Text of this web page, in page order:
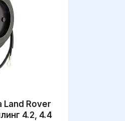
Rover
4.2, 4.4